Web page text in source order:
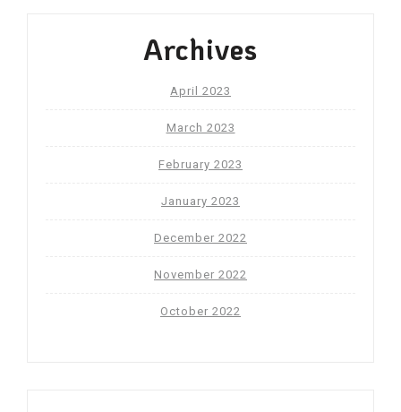
Archives
April 2023
March 2023
February 2023
January 2023
December 2022
November 2022
October 2022